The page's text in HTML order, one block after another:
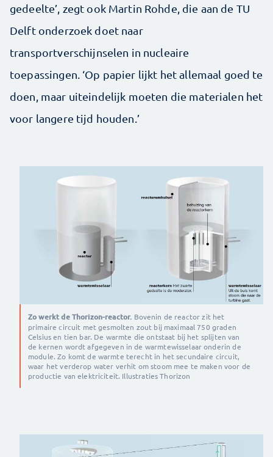
gedeelte’, zegt ook Martin Rohde, die aan de TU
Delft onderzoek doet naar
transportverschijnselen in nucleaire
toepassingen. ‘Op papier lijkt het allemaal goed te
doen, maar uiteindelijk moeten die materialen het
voor langere tijd houden.’
Zo werkt de Thorizon-reactor. Bovenin de reactor zit het
primaire circuit met gesmolten zout bij maximaal 750 graden
Celsius en tien bar. De warmte die ontstaat bij het splijten van
de kernen wordt afgegeven in de warmtewisselaar onderin de
module. Zo komt de warmte terecht in het secundaire circuit,
waar het verderop water verhit om stoom mee te maken voor de
productie van elektriciteit. Illustraties Thorizon